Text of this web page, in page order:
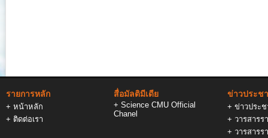
รายการหลัก
+ หน้าหลัก
+ ติดต่อเรา
สื่อมัลติมีเดีย
+ Science CMU Official
Chanel
ข่าวประช
+ ข่าวประ
+ วารสารร
+ วารสารร